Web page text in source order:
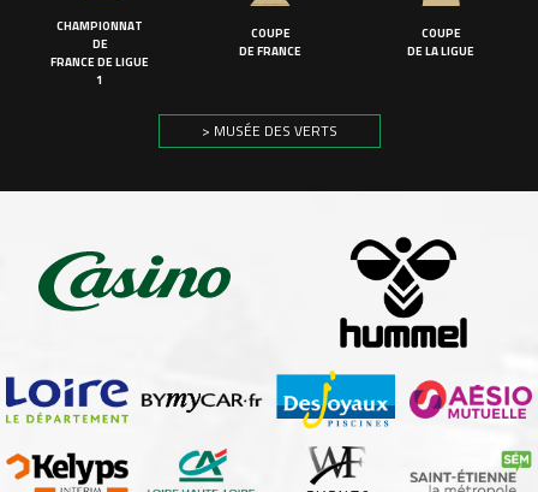
CHAMPIONNAT
DE
FRANCE DE LIGUE
1
COUPE
DE FRANCE
COUPE
DE LA LIGUE
> MUSÉE DES VERTS